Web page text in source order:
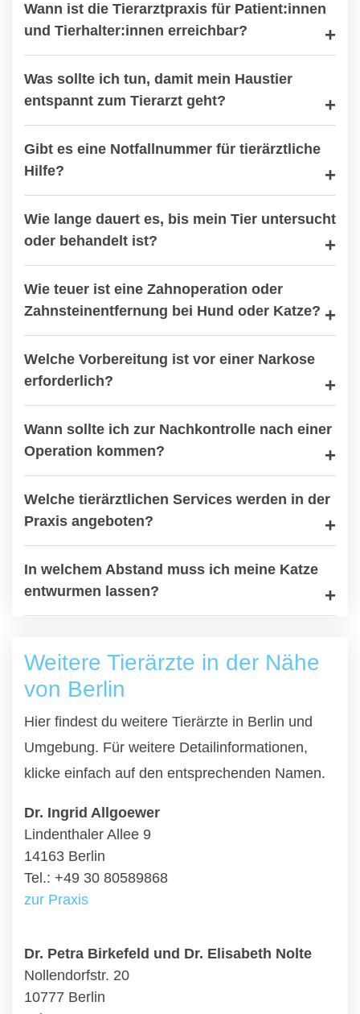
Wann ist die Tierarztpraxis für Patient:innen
und Tierhalter:innen erreichbar?
Was sollte ich tun, damit mein Haustier
entspannt zum Tierarzt geht?
Gibt es eine Notfallnummer für tierärztliche
Hilfe?
Wie lange dauert es, bis mein Tier untersucht
oder behandelt ist?
Wie teuer ist eine Zahnoperation oder
Zahnsteinentfernung bei Hund oder Katze?
Welche Vorbereitung ist vor einer Narkose
erforderlich?
Wann sollte ich zur Nachkontrolle nach einer
Operation kommen?
Welche tierärztlichen Services werden in der
Praxis angeboten?
In welchem Abstand muss ich meine Katze
entwurmen lassen?
Weitere Tierärzte in der Nähe
von Berlin
Hier findest du weitere Tierärzte in Berlin und
Umgebung. Für weitere Detailinformationen,
klicke einfach auf den entsprechenden Namen.
Dr. Ingrid Allgoewer
Lindenthaler Allee 9
14163 Berlin
Tel.: +49 30 80589868
zur Praxis
Dr. Petra Birkefeld und Dr. Elisabeth Nolte
Nollendorfstr. 20
10777 Berlin